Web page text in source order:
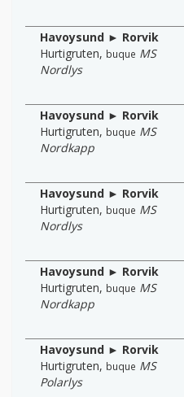
Havoysund ► Rorvik
Hurtigruten, buque MS
Nordlys
Havoysund ► Rorvik
Hurtigruten, buque MS
Nordkapp
Havoysund ► Rorvik
Hurtigruten, buque MS
Nordlys
Havoysund ► Rorvik
Hurtigruten, buque MS
Nordkapp
Havoysund ► Rorvik
Hurtigruten, buque MS
Polarlys